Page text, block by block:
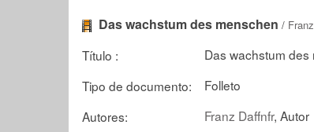
Das wachstum des menschen /
Título :
Das wachstum
Tipo de documento:
Folleto
Autores:
Franz Daffnfr, Autor